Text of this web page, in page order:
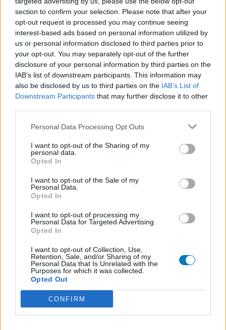
section to confirm your selection. Please note that after your
opt-out request is processed you may continue seeing
interest-based ads based on personal information utilized by
us or personal information disclosed to third parties prior to
your opt-out. You may separately opt-out of the further
disclosure of your personal information by third parties on the
IAB’s list of downstream participants. This information may
also be disclosed by us to third parties on the IAB’s List of
Downstream Participants that may further disclose it to other
Personal Data Processing Opt Outs
I want to opt-out of the Sharing of my
personal data.
Opted In
I want to opt-out of the Sale of my
Personal Data.
Opted In
I want to opt-out of processing my
Personal Data for Targeted Advertising.
Opted In
I want to opt-out of Collection, Use,
Retention, Sale, and/or Sharing of my
Personal Data that Is Unrelated with the
Purposes for which it was collected.
Opted Out
CONFIRM